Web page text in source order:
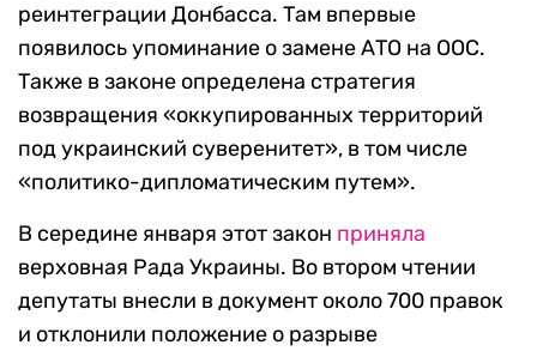
реинтеграции Донбасса. Там впервые
появилось упоминание о замене АТО на ООС.
Также в законе определена стратегия
возвращения «оккупированных территорий
под украинский суверенитет», в том числе
«политико-дипломатическим путем».
В середине января этот закон приняла
верховная Рада Украины. Во втором чтении
депутаты внесли в документ около 700 правок
и отклонили положение о разрыве